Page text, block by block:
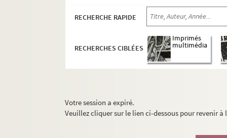
RECHERCHE RAPIDE
RECHERCHES CIBLÉES
Imprimés
multimédia
Votre session a expiré.
Veuillez cliquer sur le lien ci-dessous pour revenir